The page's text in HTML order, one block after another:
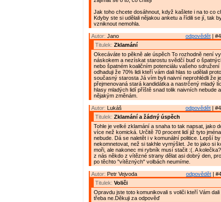
Jak toho chcete dosáhnout, když kašlete i na to co
Kdyby ste si udělali nějakou anketu a řídili se jí, tak
vzniknout nemohla.
odpovědět |
Autor: Jano
Titulek: Zklamání
Okecáváte to pěkně ale úspěch To rozhodně není
náskokem a nezískat starostu svědčí buď o
nebo špatném koaličním potenciálu vašeho sdružení
odhaduji že 70% lidi kteří vám dali hlas to udělali
současný starosta Já vím byli naivní neprohlédli že
přejmenovaná stará kandidátka a nastrčený mladý
hlasy mladých lidí příště snad tolik naivních nebude
nějakým změnám.
odpovědět |
Autor: Lukáš
Titulek: Zklamání a žádný úspěch
Tohle je velké zklamání a snaha to tak napsat, jako
více než komická. Určitě 70 procent lidí již tyto
nebude. Dá se naletět i v komunální politice. Lepší
nekomnetovat, než si takhle vymýšlet. Je to jako si
moři, ale nakonec mi rybník musí stačit :(. A
z nás někdo z vítězné strany dělat asi dobrý den,
po těchto "vítězných" volbách neumíme.
odpovědět |
Autor: Petr Vejvoda
Titulek: Voliči
Opravdu jste toto komunikovali s voliči kteří Vám dali
třeba ne.Děkuji za odpověď